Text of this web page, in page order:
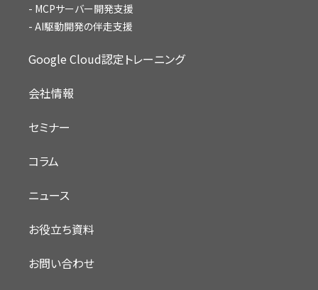
MCPサーバー開発支援
AI駆動開発の伴走支援
Google Cloud認定トレーニング
会社情報
セミナー
コラム
ニュース
お役立ち資料
お問い合わせ